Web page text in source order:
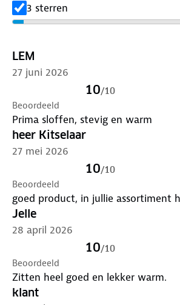
3 sterren
LEM
27 juni 2026
10/10
Beoordeeld
Prima sloffen, stevig en warm
heer Kitselaar
27 mei 2026
10/10
Beoordeeld
goed product, in jullie assortiment
Jelle
28 april 2026
10/10
Beoordeeld
Zitten heel goed en lekker warm.
klant